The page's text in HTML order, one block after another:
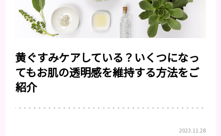
黄ぐすみケアしている？いくつになっ
てもお肌の透明感を維持する方法をご
紹介
2023.11.28